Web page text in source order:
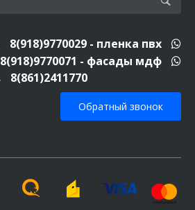
8(918)9770029 - пленка пвх
8(918)9770071 - фасады мдф
8(861)2411770
Обратный звонок